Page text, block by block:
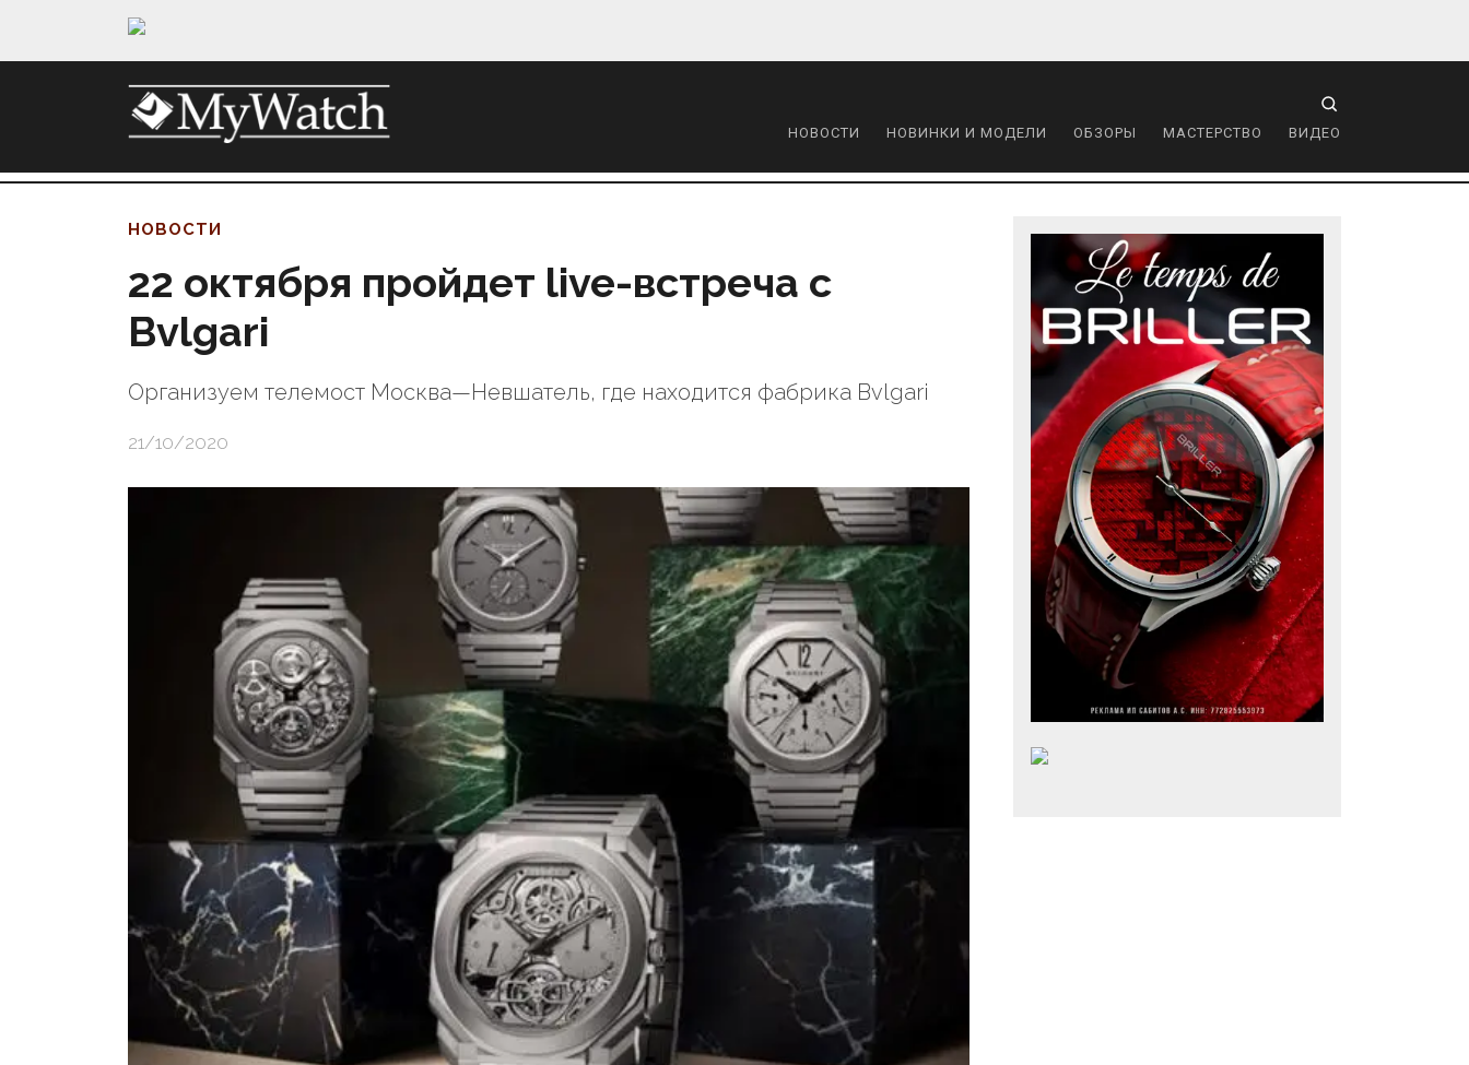
НОВОСТИ НОВИНКИ И МОДЕЛИ ОБЗОРЫ МАСТЕРСТВО ВИДЕО
НОВОСТИ
22 октября пройдет live-встреча с
Bvlgari
Организуем телемост Москва—Невшатель, где находится фабрика Bvlgari
21/10/2020